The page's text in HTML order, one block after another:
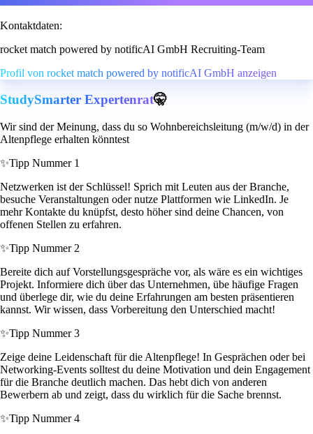
Kontaktdaten:
rocket match powered by notificAI GmbH Recruiting-Team
Profil von rocket match powered by notificAI GmbH anzeigen
StudySmarter Expertenrat🤫
Wir sind der Meinung, dass du so Wohnbereichsleitung (m/w/d) in der
Altenpflege erhalten könntest
✨Tipp Nummer 1
Netzwerken ist der Schlüssel! Sprich mit Leuten aus der Branche,
besuche Veranstaltungen oder nutze Plattformen wie LinkedIn. Je
mehr Kontakte du knüpfst, desto höher sind deine Chancen, von
offenen Stellen zu erfahren.
✨Tipp Nummer 2
Bereite dich auf Vorstellungsgespräche vor, als wäre es ein wichtiges
Projekt. Informiere dich über das Unternehmen, übe häufige Fragen
und überlege dir, wie du deine Erfahrungen am besten präsentieren
kannst. Wir wissen, dass Vorbereitung den Unterschied macht!
✨Tipp Nummer 3
Zeige deine Leidenschaft für die Altenpflege! In Gesprächen oder bei
Networking-Events solltest du deine Motivation und dein Engagement
für die Branche deutlich machen. Das hebt dich von anderen
Bewerbern ab und zeigt, dass du wirklich für die Sache brennst.
✨Tipp Nummer 4